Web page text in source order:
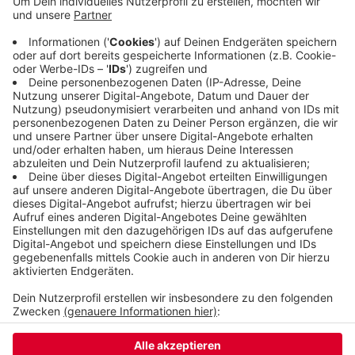
Prozent). In einigen strukturschwachen Städten
im Ruhrgebiet liegen die Preiseanstiege sogar
deutlich darunter. In knapp der Hälfte der Städte
hingegen haben sich die Preise mindestens
verdoppelt, darunter Düsseldorf.
Veröffentlicht:Donnerstag, 12.03.2020 16:04
Anzeige
Anzeige